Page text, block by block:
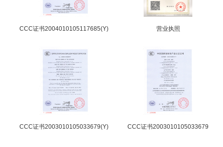
CCC证书2004010105117685(Y) 营业执照
CCC证书2003010105033679(Y) CCC证书2003010105033679